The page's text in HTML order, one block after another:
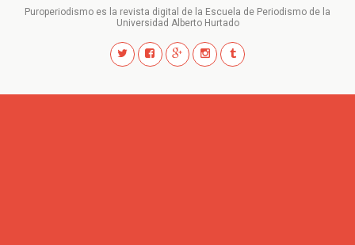
Puroperiodismo es la revista digital de la Escuela de Periodismo de la
Universidad Alberto Hurtado